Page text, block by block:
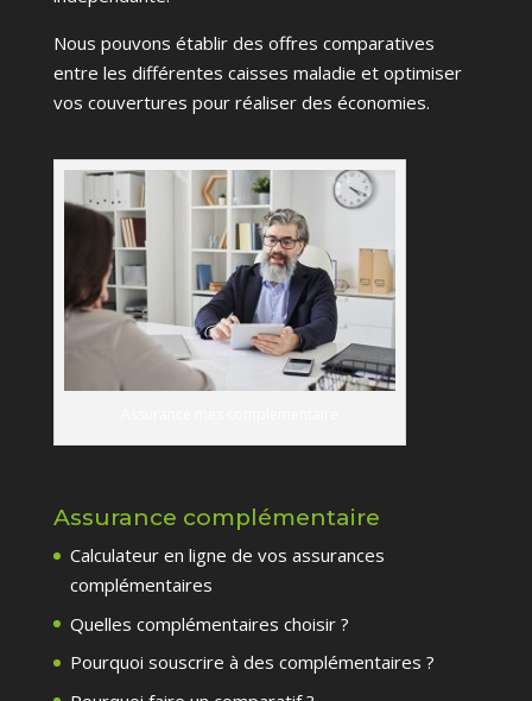
Nous pouvons établir des offres comparatives
entre les différentes caisses maladie et optimiser
vos couvertures pour réaliser des économies.
Assurance complémentaire
Calculateur en ligne de vos assurances
complémentaires
Quelles complémentaires choisir ?
Pourquoi souscrire à des complémentaires ?